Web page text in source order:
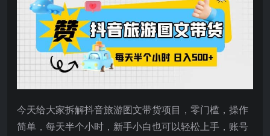
今天给大家拆解抖音旅游图文带货项目，零门槛，操作
简单，每天半个小时，新手小白也可以轻松上手，账号